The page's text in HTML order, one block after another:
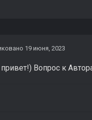
19 июня, 2023
Вопрос к